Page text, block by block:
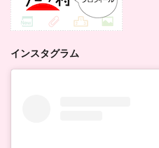
インスタグラム